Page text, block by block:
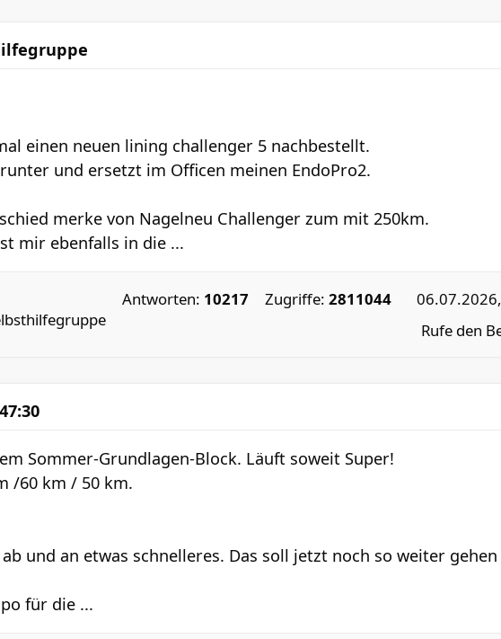
einen neuen lining challenger 5 nachbestellt.
und ersetzt im Officen meinen EndoPro2.
merke von Nagelneu Challenger zum mit 250km.
mir ebenfalls in die ...
Antworten: 10217 Zugriffe: 2811044
Rufe den
Sommer-Grundlagen-Block. Läuft soweit Super!
/60 km / 50 km.
und an etwas schnelleres. Das soll jetzt noch so weiter gehen
für die ...